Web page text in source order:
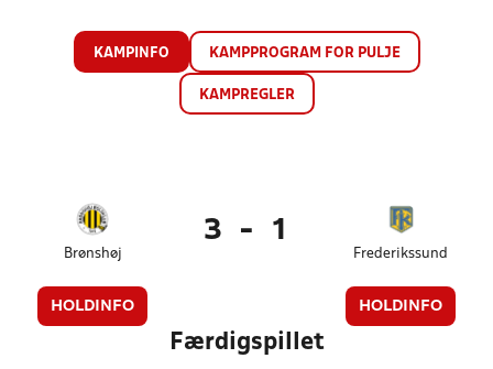
KAMPINFO KAMPPROGRAM FOR PULJE
KAMPREGLER
Brønshøj
HOLDINFO
3 - 1
Frederikssund
HOLDINFO
Færdigspillet